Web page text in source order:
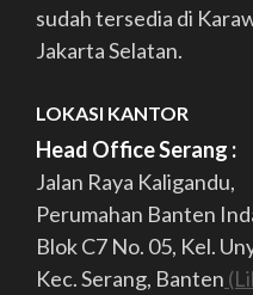
sudah tersedia di
Jakarta Selatan.
LOKASI KANTOR
Head Office Serang :
Jalan Raya Kaligandu,
Perumahan Banten
Blok C7 No. 05, Kel.
Kec. Serang, Banten